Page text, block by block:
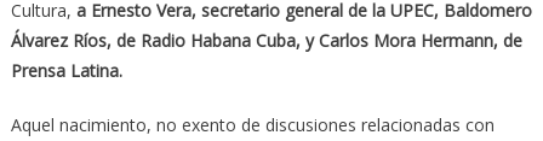
Cultura, a Ernesto Vera, secretario general de la UPEC, Baldomero
Álvarez Ríos, de Radio Habana Cuba, y Carlos Mora Hermann, de
Prensa Latina.
Aquel nacimiento, no exento de discusiones relacionadas con